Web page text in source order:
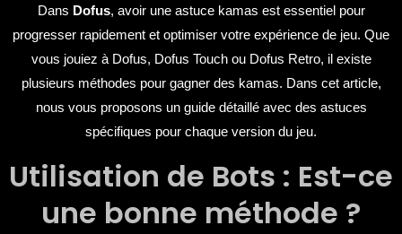
Dans Dofus, avoir une astuce kamas est essentiel pour
progresser rapidement et optimiser votre expérience de jeu. Que
vous jouiez à Dofus, Dofus Touch ou Dofus Retro, il existe
plusieurs méthodes pour gagner des kamas. Dans cet article,
nous vous proposons un guide détaillé avec des astuces
spécifiques pour chaque version du jeu.
Utilisation de Bots : Est-ce
une bonne méthode ?